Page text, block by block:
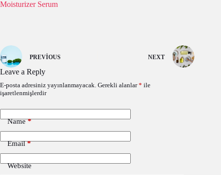
Moisturizer Serum
PREVIOUS NEXT
Leave a Reply
E-posta adresiniz yayınlanmayacak. Gerekli alanlar* ile
işaretlenmişlerdir
Name*
Email*
Website